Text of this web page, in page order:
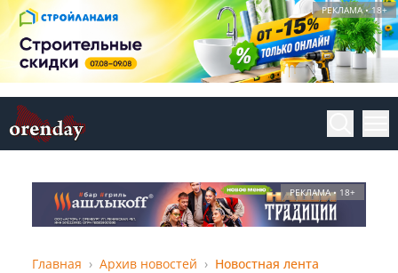
РЕКЛАМА • 18+
РЕКЛАМА • 18+
Главная Архив новостей Новостная лента